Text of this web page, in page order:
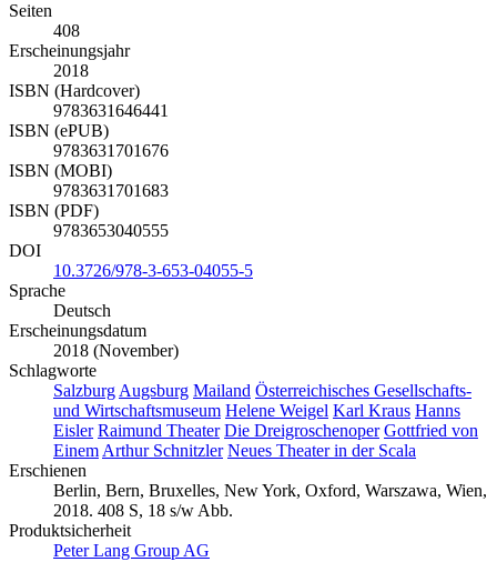
Seiten
408
Erscheinungsjahr
2018
ISBN (Hardcover)
9783631646441
ISBN (ePUB)
9783631701676
ISBN (MOBI)
9783631701683
ISBN (PDF)
9783653040555
DOI
10.3726/978-3-653-04055-5
Sprache
Deutsch
Erscheinungsdatum
2018 (November)
Schlagworte
SalzburgAugsburg Mailand Österreichisches Gesellschafts-
und Wirtschaftsmuseum Helene Weigel Karl Kraus Hanns
Eisler Raimund Theater Die Dreigroschenoper Gottfried von
EinemArthur Schnitzler Neues Theater in der Scala
Erschienen
Berlin, Bern, Bruxelles, New York, Oxford, Warszawa, Wien,
2018. 408 S, 18 s/w Abb.
Produktsicherheit
Peter Lang Group AG